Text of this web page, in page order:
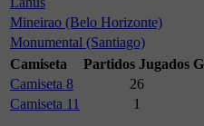
Mineirao (Belo Horizonte)
Monumental (Santiago)
Camiseta
Partidos Jugados
Camiseta 8
26
Camiseta 11
1